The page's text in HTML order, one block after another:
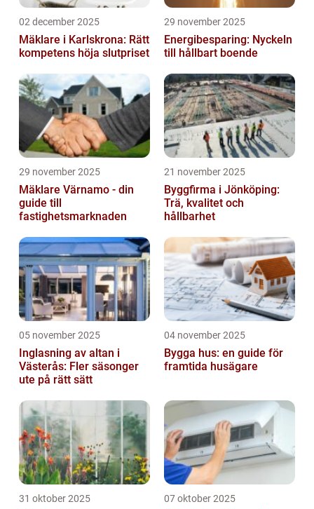
02 december 2025
Mäklare i Karlskrona: Rätt
kompetens höja slutpriset
29 november 2025
Energibesparing: Nyckeln
till hållbart boende
29 november 2025
Mäklare Värnamo - din
guide till
fastighetsmarknaden
21 november 2025
Byggfirma i Jönköping:
Trä, kvalitet och
hållbarhet
05 november 2025
Inglasning av altan i
Västerås: Fler säsonger
ute på rätt sätt
04 november 2025
Bygga hus: en guide för
framtida husägare
31 oktober 2025 07 oktober 2025